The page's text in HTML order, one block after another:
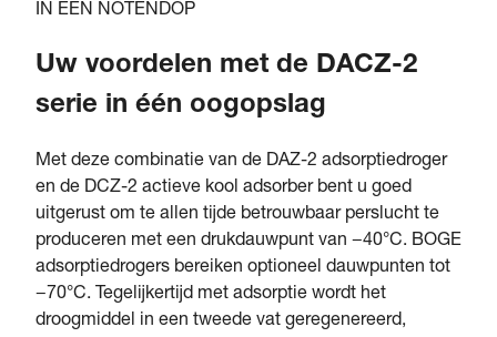
IN EEN NOTENDOP
Uw voordelen met de DACZ-2
serie in één oogopslag
Met deze combinatie van de DAZ-2 adsorptiedroger
en de DCZ-2 actieve kool adsorber bent u goed
uitgerust om te allen tijde betrouwbaar perslucht te
produceren met een drukdauwpunt van −40°C. BOGE
adsorptiedrogers bereiken optioneel dauwpunten tot
−70°C. Tegelijkertijd met adsorptie wordt het
droogmiddel in een tweede vat geregenereerd,